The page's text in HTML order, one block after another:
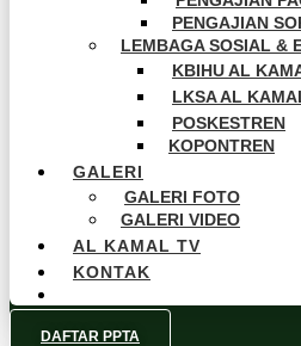
PENGAJIAN
LEMBAGA SOSIAL &
KBIHU AL
LKSA AL
POSKESTREN
KOPONTREN
GALERI
GALERI FOTO
GALERI VIDEO
AL KAMAL TV
KONTAK
DAFTAR PPTA